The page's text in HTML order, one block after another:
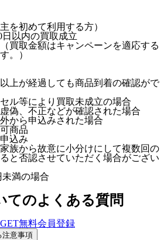
を初めて利用する方）
日以内の買取成立
買取金額はキャンペーンを適応する
。）
上が経過しても商品到着の確認がで
ル等により買取未成立の場合
偽、不正などが確認された場合
から申込みされた場合
商品
込み
族から故意に小分けにして複数回の
と否認させていただく場合がござい
満の場合
てのよくある質問
無料会員登録
注意事項